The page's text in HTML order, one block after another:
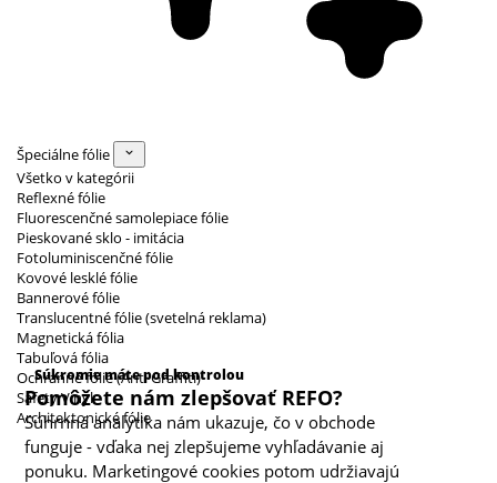
Špeciálne fólie
Všetko v kategórii
Reflexné fólie
Fluorescenčné samolepiace fólie
Pieskované sklo - imitácia
Fotoluminiscenčné fólie
Kovové lesklé fólie
Bannerové fólie
Translucentné fólie (svetelná reklama)
Magnetická fólia
Tabuľová fólia
Ochranné fólie (Anti Graffiti)
Safety Vinyl
Architektonické fólie
Súkromie máte pod kontrolou
Pomôžete nám zlepšovať REFO?
Súhrnná analytika nám ukazuje, čo v obchode
funguje - vďaka nej zlepšujeme vyhľadávanie aj
ponuku. Marketingové cookies potom udržiavajú
Kategórie cookies